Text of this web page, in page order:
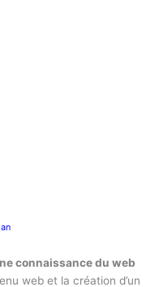
connaissance du web
web et la création d’un